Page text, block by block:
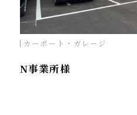
カーポート・ガレージ
N事業所様